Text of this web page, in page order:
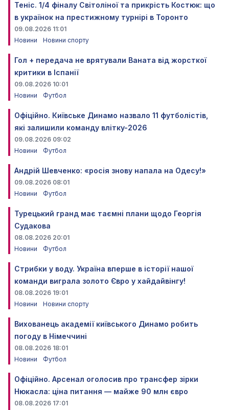
Теніс. 1/4 фіналу Світоліної та прикрість Костюк: що
в українок на престижному турнірі в Торонто
09.08.2026 11:01
Новини
Новини спорту
Гол + передача не врятували Ваната від жорсткої
критики в Іспанії
09.08.2026 10:01
Новини
Футбол
Офіційно. Київське Динамо назвало 11 футболістів,
які залишили команду влітку-2026
09.08.2026 09:02
Новини
Футбол
Андрій Шевченко: «росія знову напала на Одесу!»
09.08.2026 08:01
Новини
Футбол
Турецький гранд має таємні плани щодо Георгія
Судакова
08.08.2026 20:01
Новини
Футбол
Стрибки у воду. Україна вперше в історії нашої
команди виграла золото Євро у хайдайвінгу!
08.08.2026 19:01
Новини
Новини спорту
Вихованець академії київського Динамо робить
погоду в Німеччині
08.08.2026 18:01
Новини
Футбол
Офіційно. Арсенал оголосив про трансфер зірки
Нюкасла: ціна питання — майже 90 млн євро
08.08.2026 17:01